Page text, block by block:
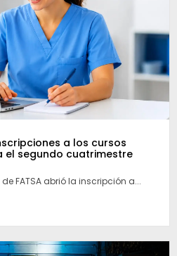
a los cursos
el segundo cuatrimestre
FATSA abrió la inscripción a...